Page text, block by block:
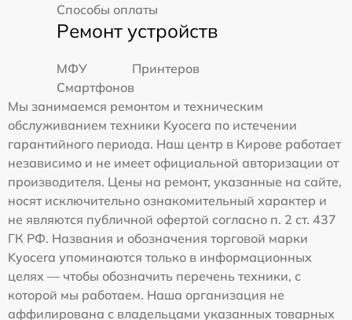
Способы оплаты
Ремонт устройств
МФУ
Принтеров
Смартфонов
Мы занимаемся ремонтом и техническим
обслуживанием техники Kyocera по истечении
гарантийного периода. Наш центр в Кирове работает
независимо и не имеет официальной авторизации от
производителя. Цены на ремонт, указанные на сайте,
носят исключительно ознакомительный характер и
не являются публичной офертой согласно п. 2 ст. 437
ГК РФ. Названия и обозначения торговой марки
Kyocera упоминаются только в информационных
целях — чтобы обозначить перечень техники, с
которой мы работаем. Наша организация не
аффилирована с владельцами указанных товарных